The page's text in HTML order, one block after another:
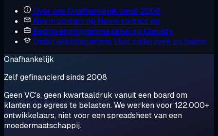
Over ons Onafhankelijk sinds 2008
Neem contact op Neem contact op
BedrijvenprogrammaGroei op Cloudzy
OnderwijsprogrammaVoor onderzoek en teams
Onafhankelijk
Zelf gefinancierd sinds 2008
Geen VC's, geen kwartaaldruk vanuit een board om
klanten op egress te belasten. We werken voor 122.000+
ontwikkelaars, niet voor een spreadsheet van een
moedermaatschappij.